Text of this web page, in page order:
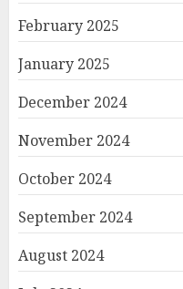
February 2025
January 2025
December 2024
November 2024
October 2024
September 2024
August 2024